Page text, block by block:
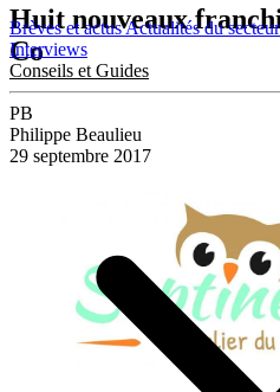
Brèves et actusActualités du
Interviews
Conseils et Guides
Huit nouveaux
Co
PB
Philippe Beaulieu
29 septembre 2017